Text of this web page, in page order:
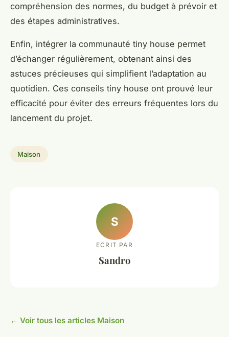
compréhension des normes, du budget à prévoir et
des étapes administratives.
Enfin, intégrer la communauté tiny house permet
d’échanger régulièrement, obtenant ainsi des
astuces précieuses qui simplifient l’adaptation au
quotidien. Ces conseils tiny house ont prouvé leur
efficacité pour éviter des erreurs fréquentes lors du
lancement du projet.
Maison
S
ECRIT PAR
Sandro
← Voir tous les articles Maison